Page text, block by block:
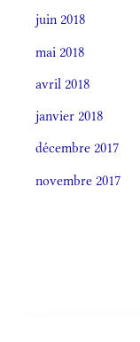
juin 2018
mai 2018
avril 2018
janvier 2018
décembre 2017
novembre 2017